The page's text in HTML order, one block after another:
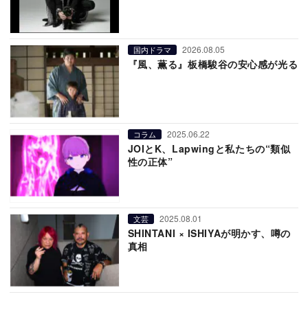
国内ドラマ 2026.08.05
『風、薫る』板橋駿谷の安心感が光る
コラム 2025.06.22
JOIとK、Lapwingと私たちの“類似
性の正体”
文芸 2025.08.01
SHINTANI × ISHIYAが明かす、噂の
真相